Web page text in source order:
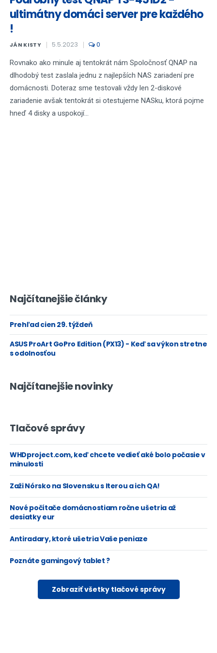
ultimátny domáci server pre každého
!
JÁN KISTY 5.5.2023 0
Rovnako ako minule aj tentokrát nám Spoločnosť QNAP na
dlhodobý test zaslala jednu z najlepších NAS zariadení pre
domácnosti. Doteraz sme testovali vždy len 2-diskové
zariadenie avšak tentokrát si otestujeme NASku, ktorá pojme
hneď 4 disky a uspokojí...
Najčítanejšie články
Prehľad cien 29. týždeň
ASUS ProArt GoPro Edition (PX13) - Keď sa výkon stretne
s odolnosťou
Najčítanejšie novinky
Tlačové správy
WHDproject.com, keď chcete vedieť aké bolo počasie v
minulosti
Zaži Nórsko na Slovensku s Iterou a ich QA!
Nové počítače domácnostiam ročne ušetria až
desiatky eur
Antiradary, ktoré ušetria Vaše peniaze
Poznáte gamingový tablet ?
Zobraziť všetky tlačové správy